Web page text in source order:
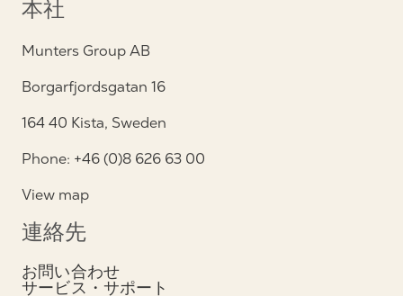
本社
Munters Group AB
Borgarfjordsgatan 16
164 40 Kista, Sweden
Phone: +46 (0)8 626 63 00
View map
連絡先
お問い合わせ
サービス・サポート